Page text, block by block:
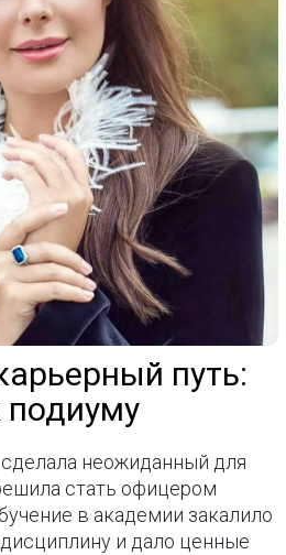
путь:
подиуму
неожиданный для
стать офицером
в академии закалило
и дало ценные